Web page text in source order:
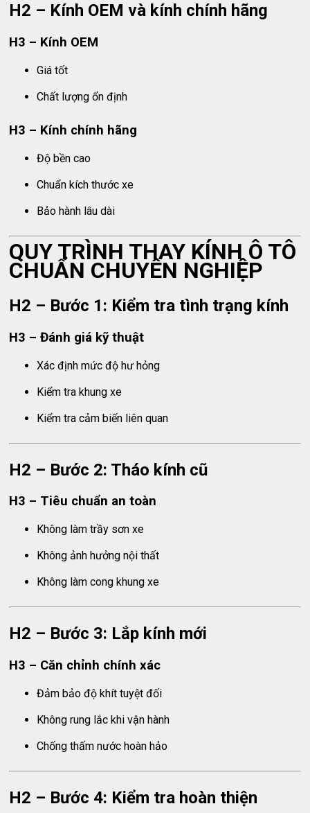
H2 – Kính OEM và kính chính hãng
H3 – Kính OEM
Giá tốt
Chất lượng ổn định
H3 – Kính chính hãng
Độ bền cao
Chuẩn kích thước xe
Bảo hành lâu dài
QUY TRÌNH THAY KÍNH Ô TÔ
CHUẨN CHUYÊN NGHIỆP
H2 – Bước 1: Kiểm tra tình trạng kính
H3 – Đánh giá kỹ thuật
Xác định mức độ hư hỏng
Kiểm tra khung xe
Kiểm tra cảm biến liên quan
H2 – Bước 2: Tháo kính cũ
H3 – Tiêu chuẩn an toàn
Không làm trầy sơn xe
Không ảnh hưởng nội thất
Không làm cong khung xe
H2 – Bước 3: Lắp kính mới
H3 – Căn chỉnh chính xác
Đảm bảo độ khít tuyệt đối
Không rung lắc khi vận hành
Chống thấm nước hoàn hảo
H2 – Bước 4: Kiểm tra hoàn thiện